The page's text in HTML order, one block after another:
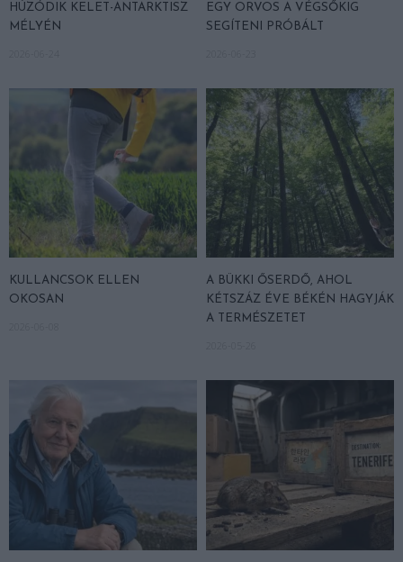
HÚZÓDIK KELET-ANTARKTISZ
MÉLYÉN
EGY ORVOS A VÉGSŐKIG
SEGÍTENI PRÓBÁLT
KULLANCSOK ELLEN
OKOSAN
A BÜKKI ŐSERDŐ, AHOL
KÉTSZÁZ ÉVE BÉKÉN HAGYJÁK
A TERMÉSZETET